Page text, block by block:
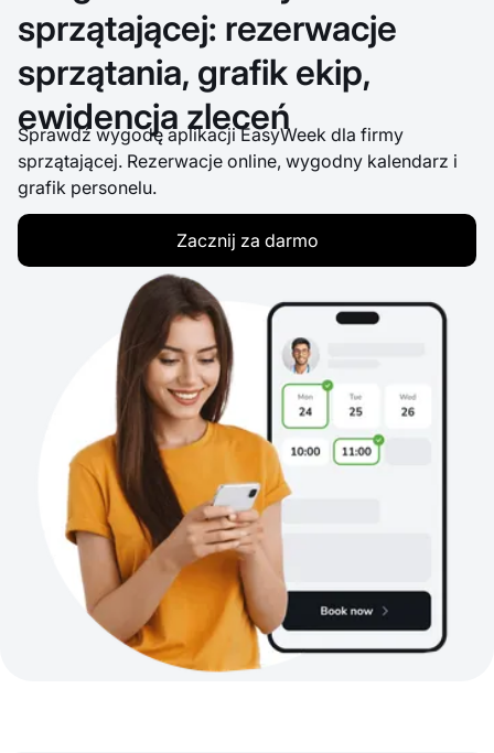
sprzątającej: rezerwacje
sprzątania, grafik ekip,
ewidencja zleceń
Sprawdź wygodę aplikacji EasyWeek dla firmy
sprzątającej. Rezerwacje online, wygodny kalendarz i
grafik personelu.
Zacznij za darmo